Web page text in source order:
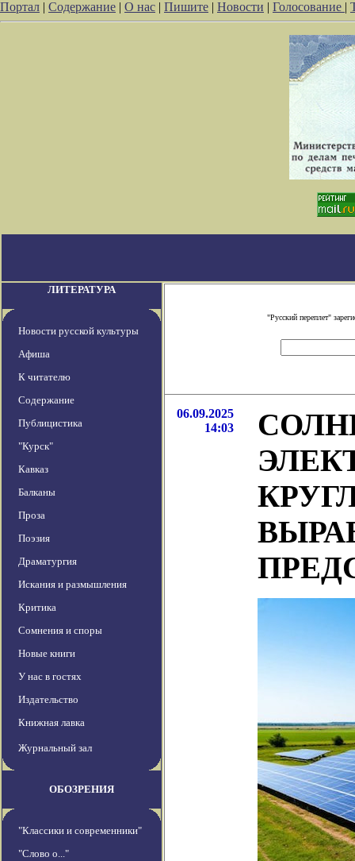
Портал | Содержание | О нас | Пишите | Новости | Голосование |
ЛИТЕРАТУРА
Новости русской культуры
Афиша
К читателю
Содержание
Публицистика
"Курск"
Кавказ
Балканы
Проза
Поэзия
Драматургия
Искания и размышления
Критика
Сомнения и споры
Новые книги
У нас в гостях
Издательство
Книжная лавка
Журнальный зал
ОБОЗРЕНИЯ
"Классики и современники"
"Слово о..."
"Русский переплет"
06.09.2025
14:03